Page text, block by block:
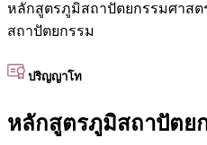
หลักสูตรภูมิสถาปัตยกรรมศาส
สถาปัตยกรรม
ปริญญาโท
หลักสูตรภูมิสถาปัตย